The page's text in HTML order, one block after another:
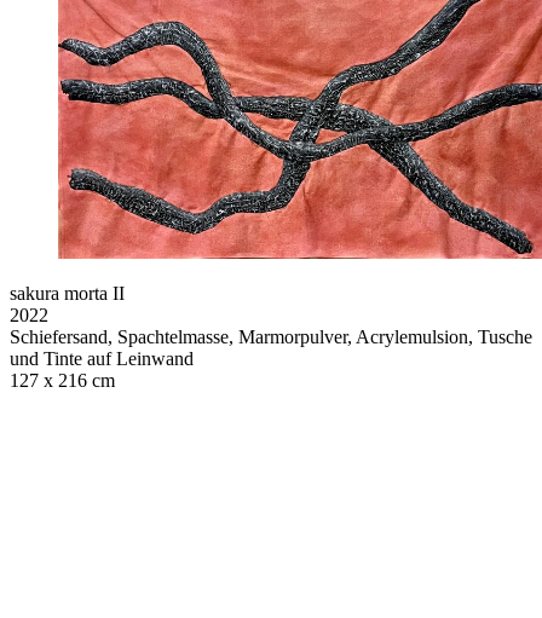
sakura morta II
2022
Schiefersand, Spachtelmasse, Marmorpulver, Acrylemulsion, Tusche
und Tinte auf Leinwand
127 x 216 cm